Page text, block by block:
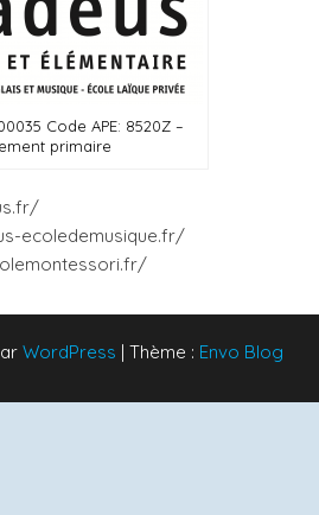
Code APE: 8520Z –
primaire
ecoledemusique.fr/
WordPress | Thème : Envo Blog